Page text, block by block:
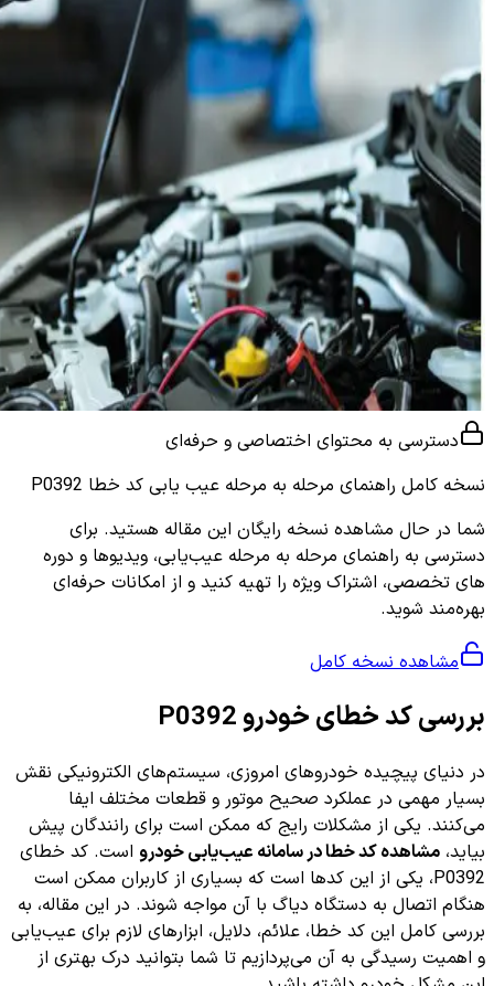
دسترسی به محتوای اختصاصی و حرفه‌ای
نسخه کامل راهنمای مرحله به مرحله عیب یابی کد خطا P0392
شما در حال مشاهده نسخه رایگان این مقاله هستید. برای
دسترسی به راهنمای مرحله به مرحله عیب‌یابی، ویدیوها و دوره
های تخصصی، اشتراک ویژه را تهیه کنید و از امکانات حرفه‌ای
بهره‌مند شوید.
مشاهده نسخه کامل
بررسی کد خطای خودرو P0392
در دنیای پیچیده خودروهای امروزی، سیستم‌های الکترونیکی نقش
بسیار مهمی در عملکرد صحیح موتور و قطعات مختلف ایفا
می‌کنند. یکی از مشکلات رایج که ممکن است برای رانندگان پیش
بیاید، مشاهده کد خطا در سامانه عیب‌یابی خودرو است. کد خطای
P0392، یکی از این کدها است که بسیاری از کاربران ممکن است
هنگام اتصال به دستگاه دیاگ با آن مواجه شوند. در این مقاله، به
بررسی کامل این کد خطا، علائم، دلایل، ابزارهای لازم برای عیب‌یابی
و اهمیت رسیدگی به آن می‌پردازیم تا شما بتوانید درک بهتری از